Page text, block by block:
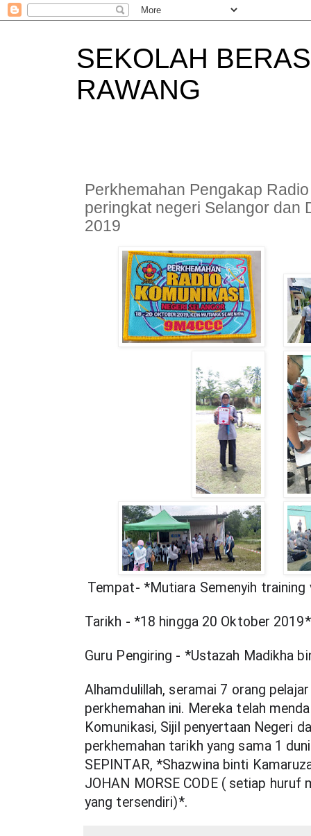
SEKOLAH
RAWANG
Perkhemahan Pengakap
peringkat negeri Selangor dan
2019
Tempat- *Mutiara Semenyih
Tarikh - *18 hingga 20 Oktober 2019*
Guru Pengiring - *Ustazah Madikha
Alhamdulillah, seramai 7 orang
perkhemahan ini. Mereka telah
Komunikasi, Sijil penyertaan Negeri
perkhemahan tarikh yang sama 1
SEPINTAR, *Shazwina binti
JOHAN MORSE CODE ( setiap huruf
yang tersendiri)*.